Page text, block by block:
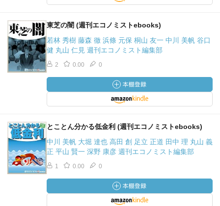
東芝の闇 (週刊エコノミストebooks)
若林 秀樹 藤森 徹 浜條 元保 桐山 友一 中川 美帆 谷口
健 丸山 仁見 週刊エコノミスト編集部
2 0.00 0
とことん分かる低金利 (週刊エコノミストebooks)
中川 美帆 大堀 達也 高田 創 足立 正道 田中 理 丸山 義
正 平山 賢一 深野 康彦 週刊エコノミスト編集部
1 0.00 0